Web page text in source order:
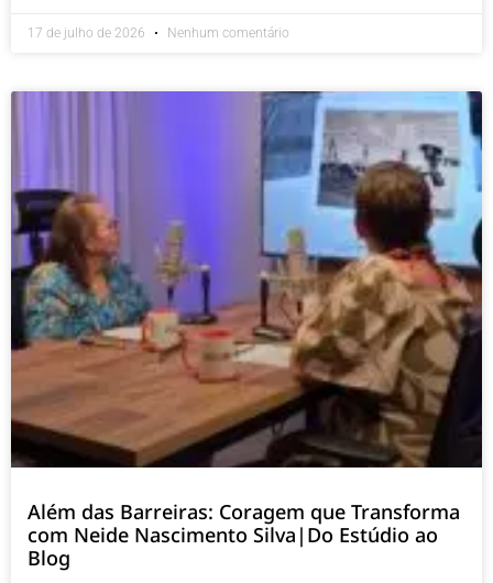
17 de julho de 2026 Nenhum comentário
Além das Barreiras: Coragem que Transforma
com Neide Nascimento Silva|Do Estúdio ao
Blog